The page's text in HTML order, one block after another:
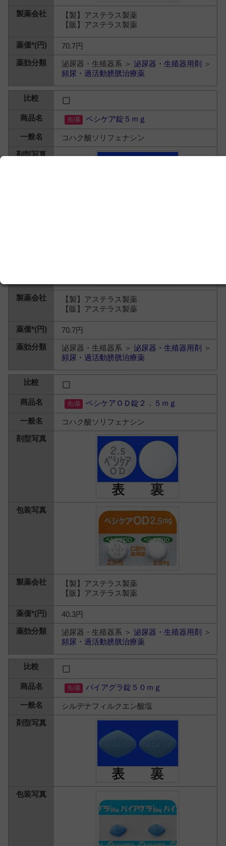
【製】アステラス製薬
【販】アステラス製薬
70.7円
泌尿器・生殖器系 ＞泌尿器・生殖器用剤
＞
頻尿・過活動膀胱治療薬
ベシケア錠５ｍｇ
コハク酸ソリフェナシン
【製】アステラス製薬
【販】アステラス製薬
70.7円
泌尿器・生殖器系 ＞泌尿器・生殖器用剤
＞
頻尿・過活動膀胱治療薬
ベシケアＯＤ錠２．５ｍｇ
コハク酸ソリフェナシン
【製】アステラス製薬
【販】アステラス製薬
40.3円
泌尿器・生殖器系 ＞泌尿器・生殖器用剤
＞
頻尿・過活動膀胱治療薬
バイアグラ錠５０ｍｇ
シルデナフィルクエン酸塩